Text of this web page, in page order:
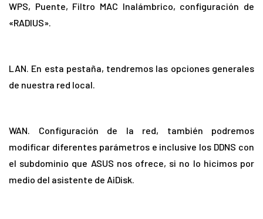
WPS, Puente, Filtro MAC Inalámbrico, configuración de
«RADIUS».
LAN. En esta pestaña, tendremos las opciones generales
de nuestra red local.
WAN. Configuración de la red, también podremos
modificar diferentes parámetros e inclusive los DDNS con
el subdominio que ASUS nos ofrece, si no lo hicimos por
medio del asistente de AiDisk.